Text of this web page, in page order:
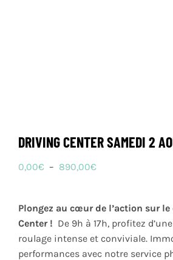
DRIVING CENTER SAMEDI 2
0,00€ – 890,00€
0,00€
à
890,00€
Plongez au cœur de l’action sur
Center !
De 9h à 17h, profitez
roulage intense et conviviale.
performances avec notre service